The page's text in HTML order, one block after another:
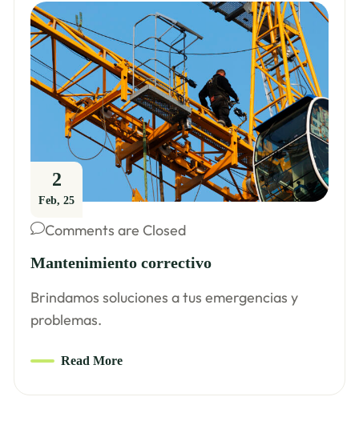
2
Feb, 25
Comments are Closed
Mantenimiento correctivo
Brindamos soluciones a tus emergencias y
problemas.
Read More